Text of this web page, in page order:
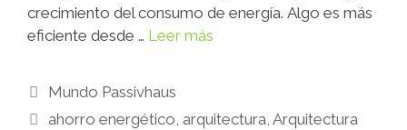
crecimiento del consumo de energía. Algo es más
eficiente desde … Leer más
Mundo Passivhaus
ahorro energético, arquitectura,Arquitectura